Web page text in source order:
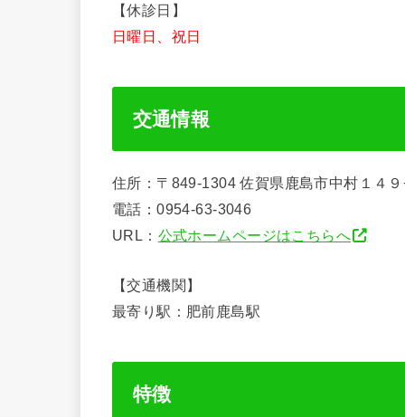
【休診日】
日曜日、祝日
交通情報
住所：〒849-1304 佐賀県鹿島市中村１４
電話：0954-63-3046
URL： 公式ホームページはこちらへ
【交通機関】
最寄り駅：肥前鹿島駅
特徴